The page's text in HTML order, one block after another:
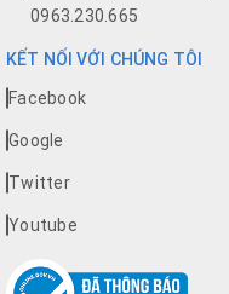
0963.230.665
KẾT NỐI VỚI CHÚNG TÔI
Facebook
Google
Twitter
Youtube